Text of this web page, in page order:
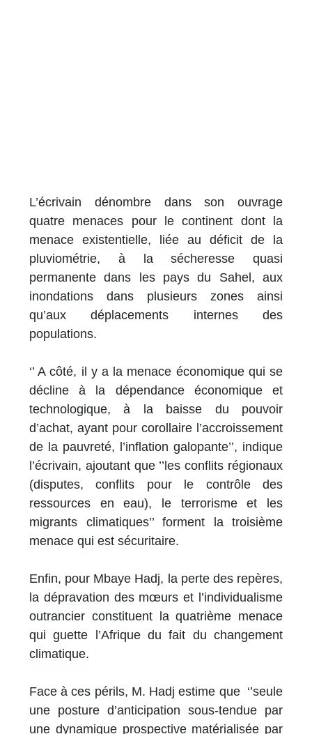
L’écrivain dénombre dans son ouvrage
quatre menaces pour le continent dont la
menace existentielle, liée au déficit de la
pluviométrie, à la sécheresse quasi
permanente dans les pays du Sahel, aux
inondations dans plusieurs zones ainsi
qu’aux déplacements internes des
populations.
‘’ A côté, il y a la menace économique qui se
décline à la dépendance économique et
technologique, à la baisse du pouvoir
d’achat, ayant pour corollaire l’accroissement
de la pauvreté, l’inflation galopante’’, indique
l’écrivain, ajoutant que ’’les conflits régionaux
(disputes, conflits pour le contrôle des
ressources en eau), le terrorisme et les
migrants climatiques’’ forment la troisième
menace qui est sécuritaire.
Enfin, pour Mbaye Hadj, la perte des repères,
la dépravation des mœurs et l’individualisme
outrancier constituent la quatrième menace
qui guette l’Afrique du fait du changement
climatique.
Face à ces périls, M. Hadj estime que ‘’seule
une posture d’anticipation sous-tendue par
une dynamique prospective matérialisée par